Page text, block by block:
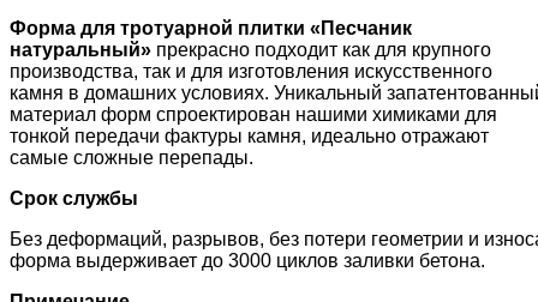
Форма для тротуарной плитки « Песчаник
натуральный» прекрасно подходит как для крупного
производства, так и для изготовления искусственного
камня в домашних условиях. Уникальный
материал форм спроектирован нашими химиками для
тонкой передачи фактуры камня, идеально отражают
самые сложные перепады.
Срок службы
Без деформаций, разрывов, без потери геометрии и
форма выдерживает до 3000 циклов заливки бетона.